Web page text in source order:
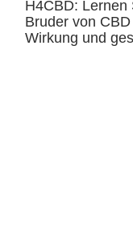
H4CBD: Lernen
Bruder von
Wirkung und